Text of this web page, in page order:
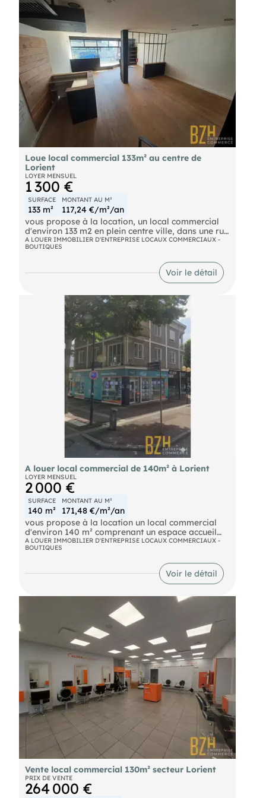
Loue local commercial 133m² au centre de
Lorient
LOYER MENSUEL
1 300 €
SURFACE
133 m²
MONTANT AU M²
117,24 €/m²/an
vous propose à la location, un local commercial
d'environ 133 m2 en plein centre ville, dans une rue
très commerçante, avec une belle vitrine, composé
d'un espace de vente de 93m2 environ avec une
mezzanine et une réserve de 40 m2 avec un
esp7977ace sanitaire. Tous commerces possibles,
sauf activité bruyante ou avec cuisson. Ref : 7977
A LOUER IMMOBILIER D'ENTREPRISE LOCAUX COMMERCIAUX -
BOUTIQUES
Voir le détail
A louer local commercial de 140m² à Lorient
LOYER MENSUEL
2 000 €
SURFACE
140 m²
MONTANT AU M²
171,48 €/m²/an
vous propose à la location un local commercial
d'environ 140 m² comprenant un espace accueil
- réception, quatre bureaux, un sanitaire PMR, une
kitchenette avec baie de brassage et chaudière
individuelle gaz.. Une cave en sous sol. Toute
activité sauf restauration Disponible de suite
A LOUER IMMOBILIER D'ENTREPRISE LOCAUX COMMERCIAUX -
BOUTIQUES
Voir le détail
Vente local commercial 130m² secteur Lorient
PRIX DE VENTE
264 000 €